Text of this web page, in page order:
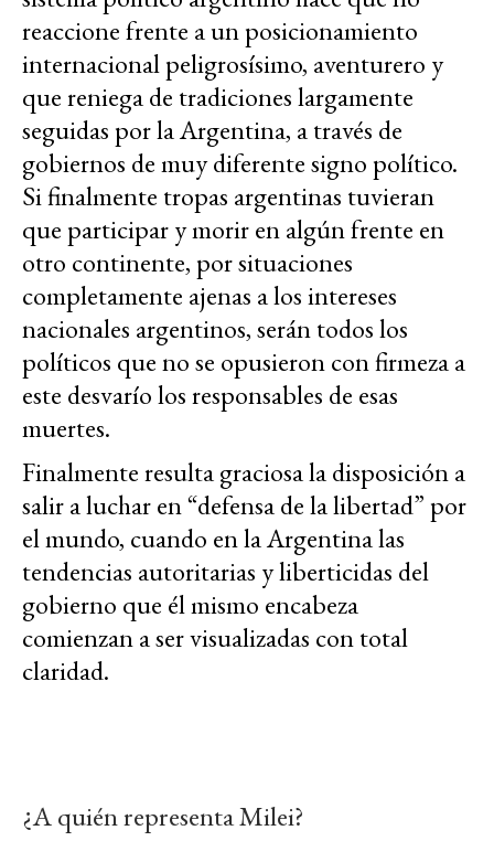
reaccione frente a un posicionamiento
internacional peligrosísimo, aventurero y
que reniega de tradiciones largamente
seguidas por la Argentina, a través de
gobiernos de muy diferente signo político.
Si finalmente tropas argentinas tuvieran
que participar y morir en algún frente en
otro continente, por situaciones
completamente ajenas a los intereses
nacionales argentinos, serán todos los
políticos que no se opusieron con firmeza a
este desvarío los responsables de esas
muertes.
Finalmente resulta graciosa la disposición a
salir a luchar en “defensa de la libertad” por
el mundo, cuando en la Argentina las
tendencias autoritarias y liberticidas del
gobierno que él mismo encabeza
comienzan a ser visualizadas con total
claridad.
¿A quién representa Milei?